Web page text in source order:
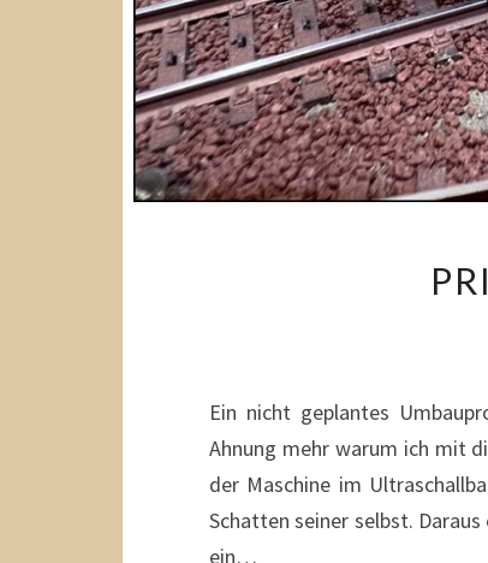
Ein nicht geplantes
Ahnung mehr warum ich mit
der Maschine im
Schatten seiner selbst.
ein…